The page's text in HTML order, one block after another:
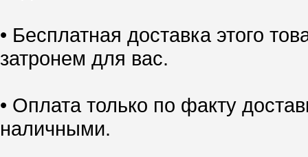
• Бесплатная доставка этого
затронем для вас.
• Оплата только по факту
наличными.